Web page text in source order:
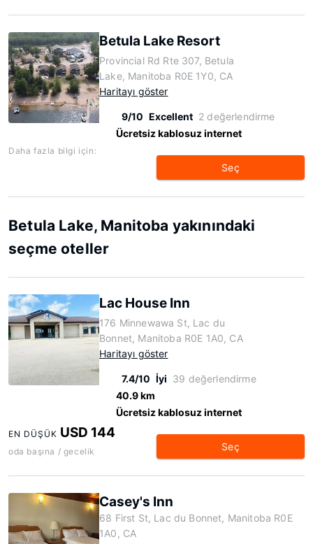
Betula Lake Resort
Provincial Rd Rte 307, Betula
Lake, Manitoba R0E 1Y0, CA
Haritayı göster
9/10 Excellent 2 değerlendirme
Ücretsiz kablosuz internet
Daha fazla bilgi için:
Seç
Betula Lake, Manitoba yakınındaki
seçme oteller
Lac House Inn
176 Minnewawa St, Lac du
Bonnet, Manitoba R0E 1A0, CA
Haritayı göster
7.4/10 İyi 39 değerlendirme
40.9 km
Ücretsiz kablosuz internet
EN DÜŞÜK USD 144
oda başına / gecelik Seç
Casey's Inn
68 First St, Lac du Bonnet, Manitoba R0E
1A0, CA